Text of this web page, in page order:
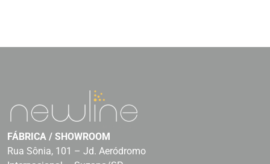
FÁBRICA / SHOWROOM
Rua Sônia, 101 – Jd. Aeródromo